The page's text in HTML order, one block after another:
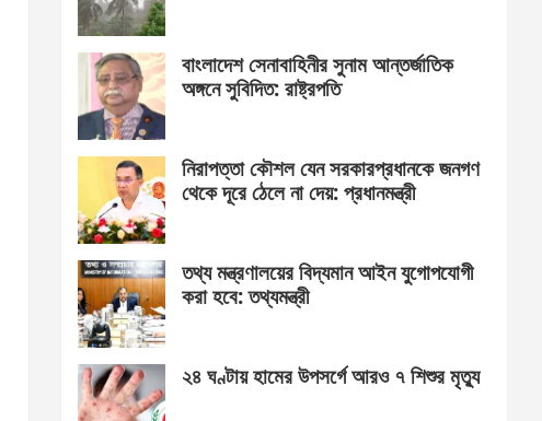
বাংলাদেশ সেনাবাহিনীর সুনাম আন্তর্জাতিক
অঙ্গনে সুবিদিত: রাষ্ট্রপতি
নিরাপত্তা কৌশল যেন সরকারপ্রধানকে জনগণ
থেকে দূরে ঠেলে না দেয়: প্রধানমন্ত্রী
তথ্য মন্ত্রণালয়ের বিদ্যমান আইন যুগোপযোগী
করা হবে: তথ্যমন্ত্রী
২৪ ঘণ্টায় হামের উপসর্গে আরও ৭ শিশুর মৃত্যু